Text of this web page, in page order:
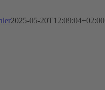
2025-05-20T12:09:04+02:00